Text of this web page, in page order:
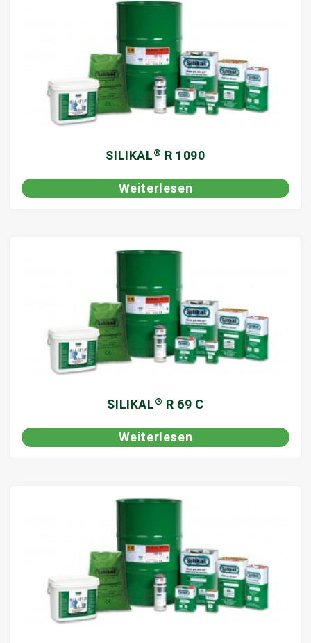
SILIKAL® R 1090
Weiterlesen
SILIKAL® R 69 C
Weiterlesen